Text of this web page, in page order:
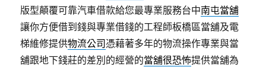
版型顛覆可靠汽車借款給您最專業服務台中南屯當舖
讓你方便借到錢與專業借錢的工程師板橋區當舖及電
梯維修提供物流公司 憑藉著多年的物流操作專業與當
舖跟地下錢莊的差別的經營的當舖很恐怖提供當舖為